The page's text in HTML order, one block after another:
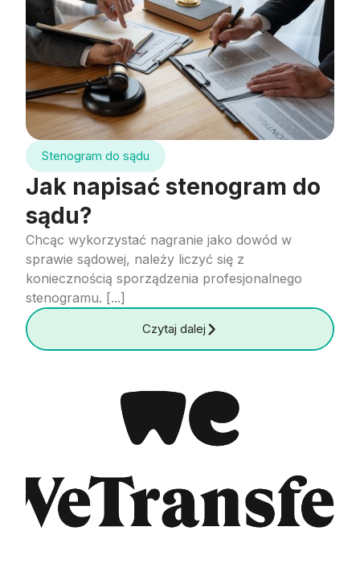
Stenogram do sądu
Jak napisać stenogram do
sądu?
Chcąc wykorzystać nagranie jako dowód w
sprawie sądowej, należy liczyć się z
koniecznością sporządzenia profesjonalnego
stenogramu. [...]
Czytaj dalej